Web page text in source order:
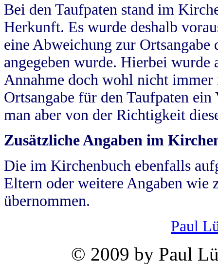
Bei den Taufpaten stand im
Herkunft. Es wurde deshalb
eine Abweichung zur
angegeben wurde. Hierbei wurde
Annahme doch wohl nicht
Ortsangabe für den Taufpaten
man aber von der Richtigkeit
Zusätzliche Angaben im
Die im Kirchenbuch ebenfalls
Eltern oder weitere Angaben wie
übernommen.
Paul
© 2009 by Paul